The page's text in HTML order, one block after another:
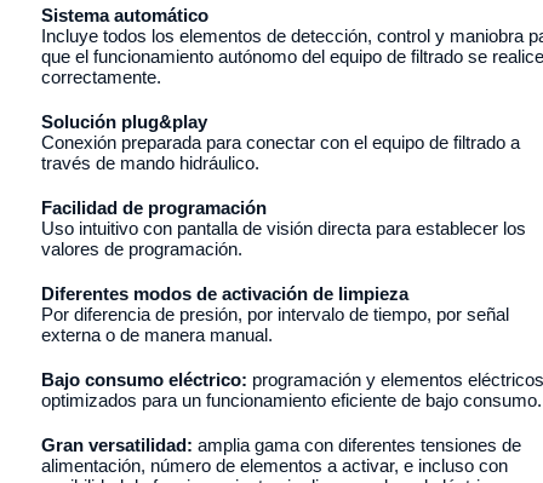
Sistema automático
Incluye todos los elementos de detección, control y maniobra
que el funcionamiento autónomo del equipo de filtrado se realice
correctamente.
Solución plug&play
Conexión preparada para conectar con el equipo de filtrado a
través de mando hidráulico.
Facilidad de programación
Uso intuitivo con pantalla de visión directa para establecer los
valores de programación.
Diferentes modos de activación de limpieza
Por diferencia de presión, por intervalo de tiempo, por señal
externa o de manera manual.
Bajo consumo eléctrico: programación y elementos eléctricos
optimizados para un funcionamiento eficiente de bajo consumo.
Gran versatilidad: amplia gama con diferentes tensiones de
alimentación, número de elementos a activar, e incluso con